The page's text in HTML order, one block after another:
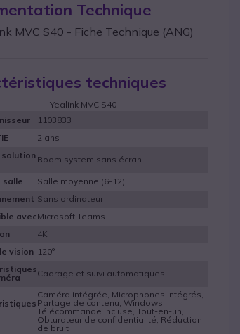
Technique
MVC S40 - Fiche Technique (ANG)
techniques
Yealink MVC S40
1103833
2 ans
solutionRoom system sans écran
salle
Salle moyenne (6-12)
Sans ordinateur
avecMicrosoft Teams
4K
vision 120°
Cadrage et suivi automatiques
Caméra intégrée, Microphones intégrés,
Partage de contenu, Windows,
Télécommande incluse, Tout-en-un,
Obturateur de confidentialité, Réduction
de bruit